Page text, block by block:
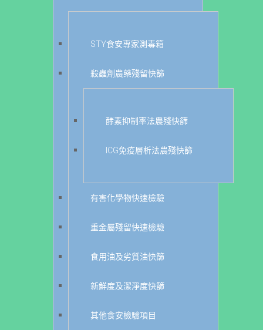
STY食安專家測毒箱
殺蟲劑農藥殘留快篩
酵素抑制率法農殘快篩
ICG免疫層析法農殘快篩
有害化學物快速檢驗
重金屬殘留快速檢驗
食用油及劣質油快篩
新鮮度及潔淨度快篩
其他食安檢驗項目